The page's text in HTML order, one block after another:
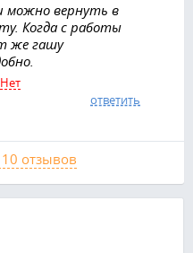
можно вернуть в
Когда с работы
же гашу
Нет
ответить
отзывов